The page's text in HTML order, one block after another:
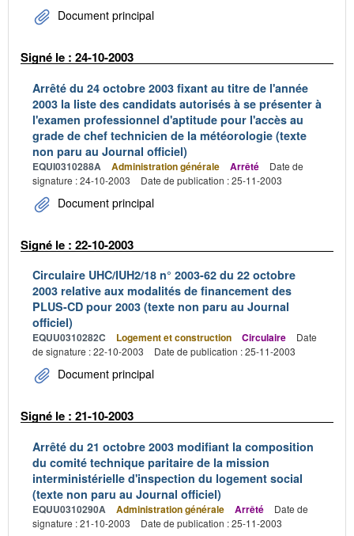
Document principal
Signé le : 24-10-2003
Arrêté du 24 octobre 2003 fixant au titre de l'année
2003 la liste des candidats autorisés à se présenter à
l'examen professionnel d'aptitude pour l'accès au
grade de chef technicien de la météorologie (texte
non paru au Journal officiel)
EQUI0310288A Administration générale Arrêté
Date de
signature : 24-10-2003
Date de publication : 25-11-2003
Document principal
Signé le : 22-10-2003
Circulaire UHC/IUH2/18 n° 2003-62 du 22 octobre
2003 relative aux modalités de financement des
PLUS-CD pour 2003 (texte non paru au Journal
officiel)
EQUU0310282C Logement et construction Circulaire
Date
de signature : 22-10-2003
Date de publication : 25-11-2003
Document principal
Signé le : 21-10-2003
Arrêté du 21 octobre 2003 modifiant la composition
du comité technique paritaire de la mission
interministérielle d'inspection du logement social
(texte non paru au Journal officiel)
EQUU0310290A Administration générale Arrêté
Date de
signature : 21-10-2003
Date de publication : 25-11-2003